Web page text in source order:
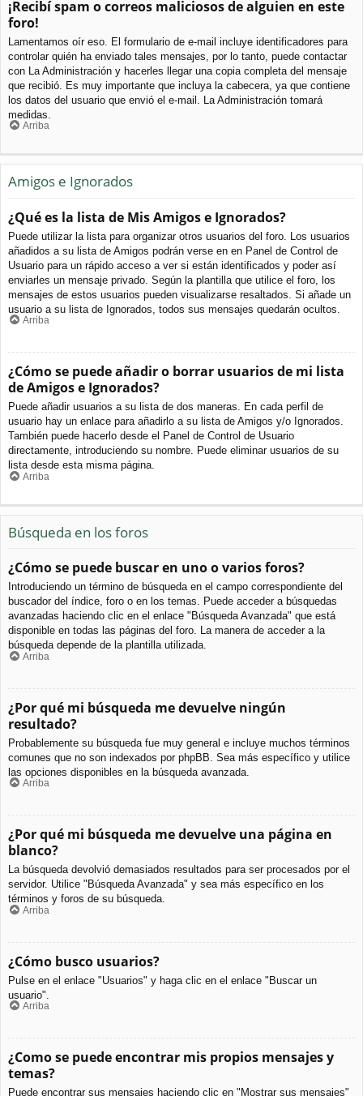
¡Recibí spam o correos maliciosos de alguien en este
foro!
Lamentamos oír eso. El formulario de e-mail incluye identificadores para
controlar quién ha enviado tales mensajes, por lo tanto, puede contactar
con La Administración y hacerles llegar una copia completa del mensaje
que recibió. Es muy importante que incluya la cabecera, ya que contiene
los datos del usuario que envió el e-mail. La Administración tomará
medidas.
Arriba
Amigos e Ignorados
¿Qué es la lista de Mis Amigos e Ignorados?
Puede utilizar la lista para organizar otros usuarios del foro. Los usuarios
añadidos a su lista de Amigos podrán verse en en Panel de Control de
Usuario para un rápido acceso a ver si están identificados y poder así
enviarles un mensaje privado. Según la plantilla que utilice el foro, los
mensajes de estos usuarios pueden visualizarse resaltados. Si añade un
usuario a su lista de Ignorados, todos sus mensajes quedarán ocultos.
Arriba
¿Cómo se puede añadir o borrar usuarios de mi lista
de Amigos e Ignorados?
Puede añadir usuarios a su lista de dos maneras. En cada perfil de
usuario hay un enlace para añadirlo a su lista de Amigos y/o Ignorados.
También puede hacerlo desde el Panel de Control de Usuario
directamente, introduciendo su nombre. Puede eliminar usuarios de su
lista desde esta misma página.
Arriba
Búsqueda en los foros
¿Cómo se puede buscar en uno o varios foros?
Introduciendo un término de búsqueda en el campo correspondiente del
buscador del índice, foro o en los temas. Puede acceder a búsquedas
avanzadas haciendo clic en el enlace "Búsqueda Avanzada" que está
disponible en todas las páginas del foro. La manera de acceder a la
búsqueda depende de la plantilla utilizada.
Arriba
¿Por qué mi búsqueda me devuelve ningún
resultado?
Probablemente su búsqueda fue muy general e incluye muchos términos
comunes que no son indexados por phpBB. Sea más específico y utilice
las opciones disponibles en la búsqueda avanzada.
Arriba
¿Por qué mi búsqueda me devuelve una página en
blanco?
La búsqueda devolvió demasiados resultados para ser procesados por el
servidor. Utilice "Búsqueda Avanzada" y sea más específico en los
términos y foros de su búsqueda.
Arriba
¿Cómo busco usuarios?
Pulse en el enlace "Usuarios" y haga clic en el enlace "Buscar un
usuario".
Arriba
¿Como se puede encontrar mis propios mensajes y
temas?
Puede encontrar sus mensajes haciendo clic en "Mostrar sus mensajes"